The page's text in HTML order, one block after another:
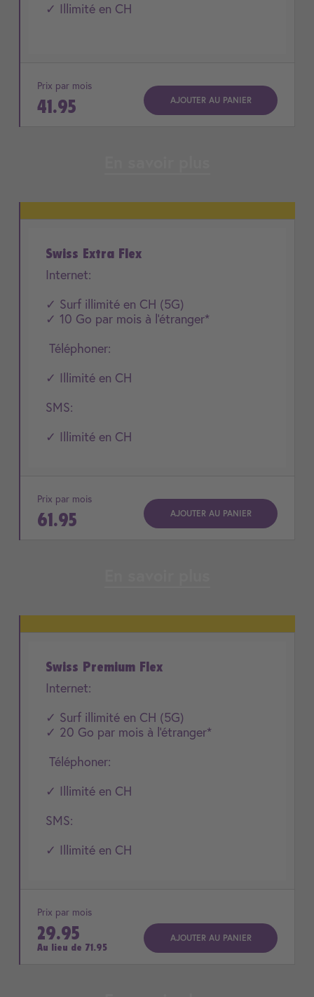
✓ Illimité en CH
Prix par mois
41.95 AJOUTER AU PANIER
Swiss Extra Flex
Internet:
✓ Surf illimité en CH (5G)
✓ 10 Go par mois à l'étranger*
Téléphoner:
✓ Illimité en CH
SMS:
✓ Illimité en CH
Prix par mois
61.95 AJOUTER AU PANIER
Swiss Premium Flex
Internet:
✓ Surf illimité en CH (5G)
✓ 20 Go par mois à l'étranger*
Téléphoner:
✓ Illimité en CH
SMS:
✓ Illimité en CH
Prix par mois
29.95
Au lieu de 71.95
AJOUTER AU PANIER